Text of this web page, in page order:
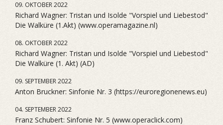
09. OKTOBER 2022
Richard Wagner: Tristan und Isolde "Vorspiel und Liebestod"
Die Walküre (1.Akt) (www.operamagazine.nl)
08. OKTOBER 2022
Richard Wagner: Tristan und Isolde "Vorspiel und Liebestod"
Die Walküre (1. Akt) (AD)
09. SEPTEMBER 2022
Anton Bruckner: Sinfonie Nr. 3 (https://euroregionenews.eu)
04. SEPTEMBER 2022
Franz Schubert: Sinfonie Nr. 5 (www.operaclick.com)